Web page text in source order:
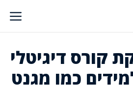
קורס דיגיטלי
כמו מגנט